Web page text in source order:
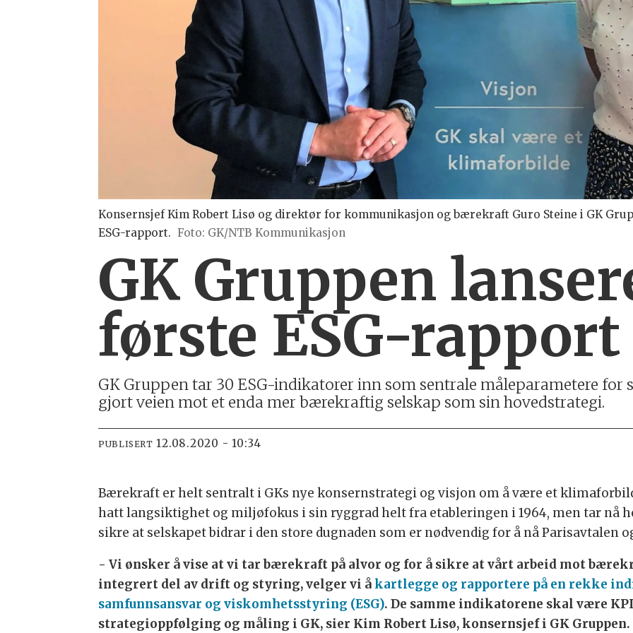
Konsernsjef Kim Robert Lisø og direktør for kommunikasjon og bærekraft Guro Steine i GK
ESG-rapport. Foto: GK/NTB Kommunikasjon
GK Gruppen
første ESG-rapport
GK Gruppen tar 30 ESG-indikatorer inn som sentrale måleparametere
gjort veien mot et enda mer bærekraftig selskap som sin hovedstrategi.
PUBLISERT 12.08.2020 - 10:34
Bærekraft er helt sentralt i GKs nye konsernstrategi og visjon om å være et
hatt langsiktighet og miljøfokus i sin ryggrad helt fra etableringen i 1964, men tar nå
sikre at selskapet bidrar i den store dugnaden som er nødvendig for å nå Parisavtalen
- Vi ønsker å vise at vi tar bærekraft på alvor og for å sikre at vårt arbeid mot
integrert del av drift og styring, velger vi åkartlegge og rapportere på en rekke
samfunnsansvar og viskomhetsstyring (ESG). De samme indikatorene skal være
strategioppfølging og måling i GK, sier Kim Robert Lisø, konsernsjef i GK Gruppen.